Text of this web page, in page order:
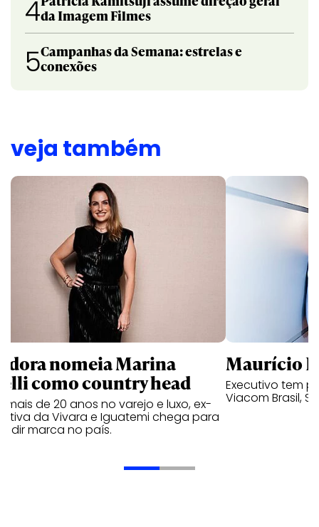
4da Imagem Filmes
5Campanhas da Semana: estrelas e
conexões
veja também
nomeia Marina
como country head
mais de 20 anos no varejo e luxo, ex-
da Vivara e Iguatemi chega para
marca no país.
Maurício
Executivo tem
Viacom Brasil,